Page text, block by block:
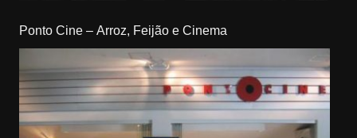
Ponto Cine – Arroz, Feijão e Cinema